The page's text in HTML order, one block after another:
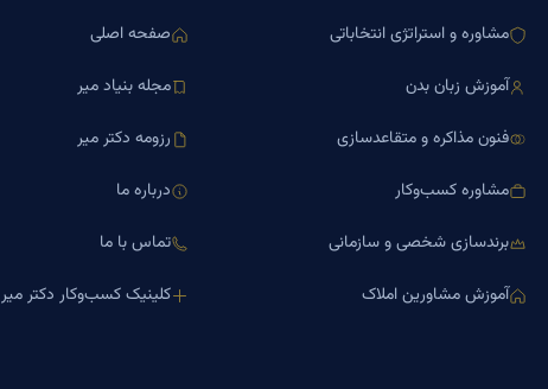
مشاوره و استراتژی انتخاباتی
آموزش زبان بدن
فنون مذاکره و متقاعدسازی
مشاوره کسب‌وکار
برندسازی شخصی و سازمانی
آموزش مشاورین املاک
صفحه اصلی
مجله بنیاد میر
رزومه دکتر میر
درباره ما
تماس با ما
کلینیک کسب‌وکار دکتر میر